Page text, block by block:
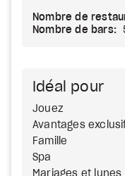
Nombre de
Nombre de bars:
Idéal pour
Jouez
Avantages
Famille
Spa
Mariages et lunes